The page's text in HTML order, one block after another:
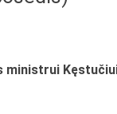
ministrui